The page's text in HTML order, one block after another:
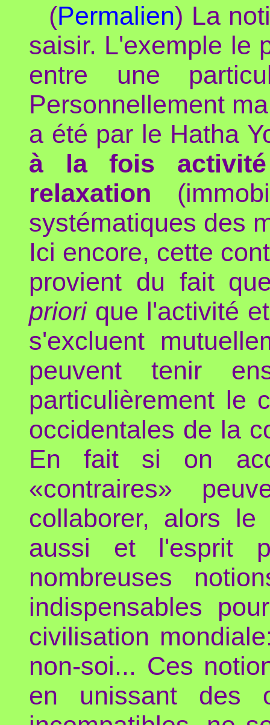
(Permalien) La
saisir. L'exemple le
entre une
Personnellement
a été par le Hatha
à la fois activité
relaxation
systématiques des
Ici encore, cette
provient du fait
priorique l'activité
s'excluent
peuvent tenir
particulièrement le
occidentales de la
En fait si on
«contraires»
collaborer, alors
aussi et l'esprit
nombreuses
indispensables
civilisation
non-soi... Ces
en unissant des